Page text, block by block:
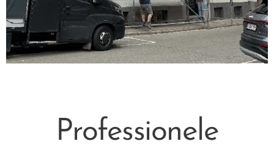
Professionele